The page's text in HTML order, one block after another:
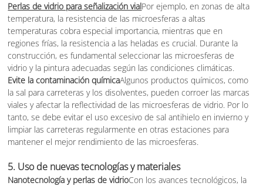
Perlas de vidrio para señalización vialPor ejemplo, en zonas de alta
temperatura, la resistencia de las microesferas a altas
temperaturas cobra especial importancia, mientras que en
regiones frías, la resistencia a las heladas es crucial. Durante la
construcción, es fundamental seleccionar las microesferas de
vidrio y la pintura adecuadas según las condiciones climáticas.
Evite la contaminación químicaAlgunos productos químicos, como
la sal para carreteras y los disolventes, pueden corroer las marcas
viales y afectar la reflectividad de las microesferas de vidrio. Por lo
tanto, se debe evitar el uso excesivo de sal antihielo en invierno y
limpiar las carreteras regularmente en otras estaciones para
mantener el mejor rendimiento de las microesferas.
5. Uso de nuevas tecnologías y materiales
Nanotecnología y perlas de vidrioCon los avances tecnológicos, la